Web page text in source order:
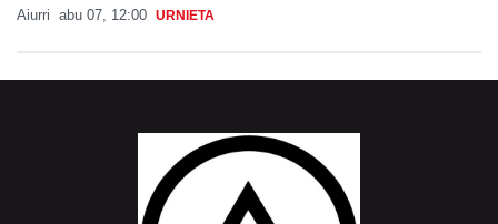
Aiurri abu 07, 12:00 URNIETA